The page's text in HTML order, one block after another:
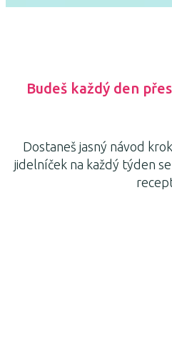
Budeš každý den
Dostaneš jasný návod
jidelníček na každý týden